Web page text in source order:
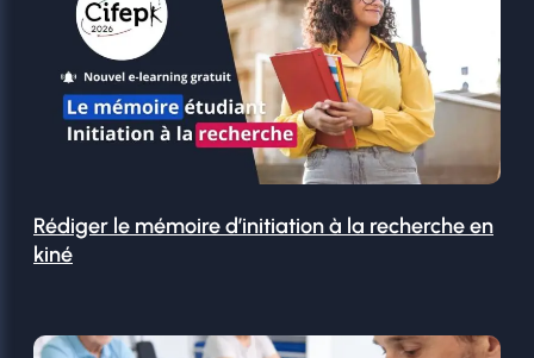
Rédiger le mémoire d’initiation à la recherche en
kiné